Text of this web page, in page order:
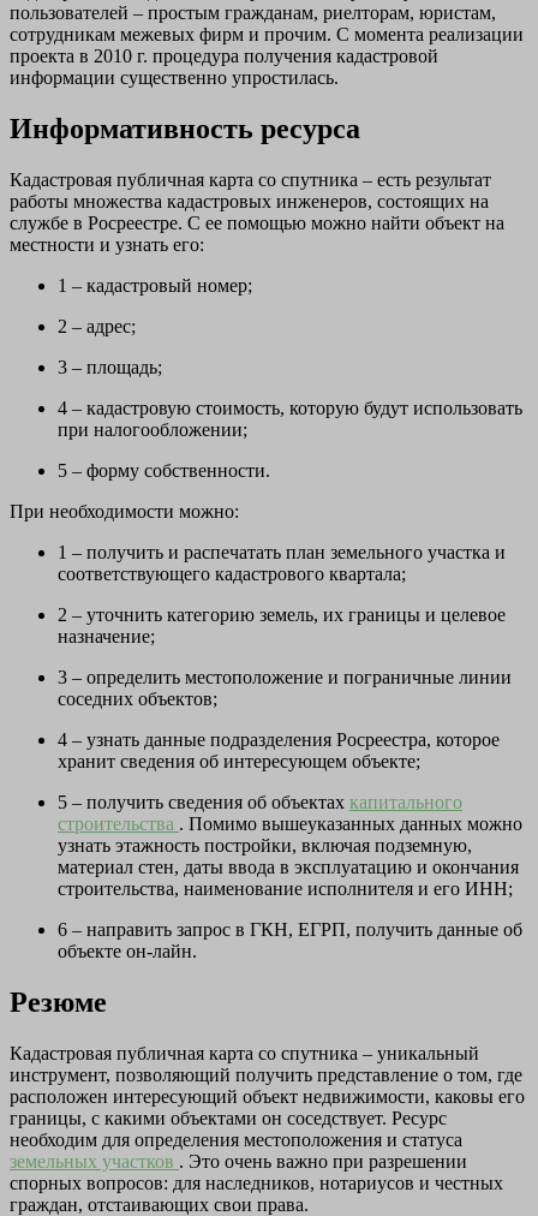
пользователей – простым гражданам, риелторам, юристам,
сотрудникам межевых фирм и прочим. С момента реализации
проекта в 2010 г. процедура получения кадастровой
информации существенно упростилась.
Информативность ресурса
Кадастровая публичная карта со спутника – есть результат
работы множества кадастровых инженеров, состоящих на
службе в Росреестре. С ее помощью можно найти объект на
местности и узнать его:
1 – кадастровый номер;
2 – адрес;
3 – площадь;
4 – кадастровую стоимость, которую будут использовать
при налогообложении;
5 – форму собственности.
При необходимости можно:
1 – получить и распечатать план земельного участка и
соответствующего кадастрового квартала;
2 – уточнить категорию земель, их границы и целевое
назначение;
3 – определить местоположение и пограничные линии
соседних объектов;
4 – узнать данные подразделения Росреестра, которое
хранит сведения об интересующем объекте;
5 – получить сведения об объектах капитального
строительства . Помимо вышеуказанных данных можно
узнать этажность постройки, включая подземную,
материал стен, даты ввода в эксплуатацию и окончания
строительства, наименование исполнителя и его ИНН;
6 – направить запрос в ГКН, ЕГРП, получить данные об
объекте он-лайн.
Резюме
Кадастровая публичная карта со спутника – уникальный
инструмент, позволяющий получить представление о том, где
расположен интересующий объект недвижимости, каковы его
границы, с какими объектами он соседствует. Ресурс
необходим для определения местоположения и статуса
земельных участков . Это очень важно при разрешении
спорных вопросов: для наследников, нотариусов и честных
граждан, отстаивающих свои права.